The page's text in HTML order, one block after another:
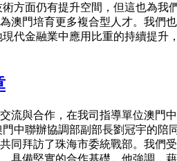
方面仍有提升空間，但這也為
澳門培育更多複合型人才。我
代金融業中應用比重的持續提
流與合作，在我司指導單位澳
中聯辦協調部副部長劉冠宇的
同拜訪了珠海市委統戰部。我
具備堅實的合作基礎。他強調